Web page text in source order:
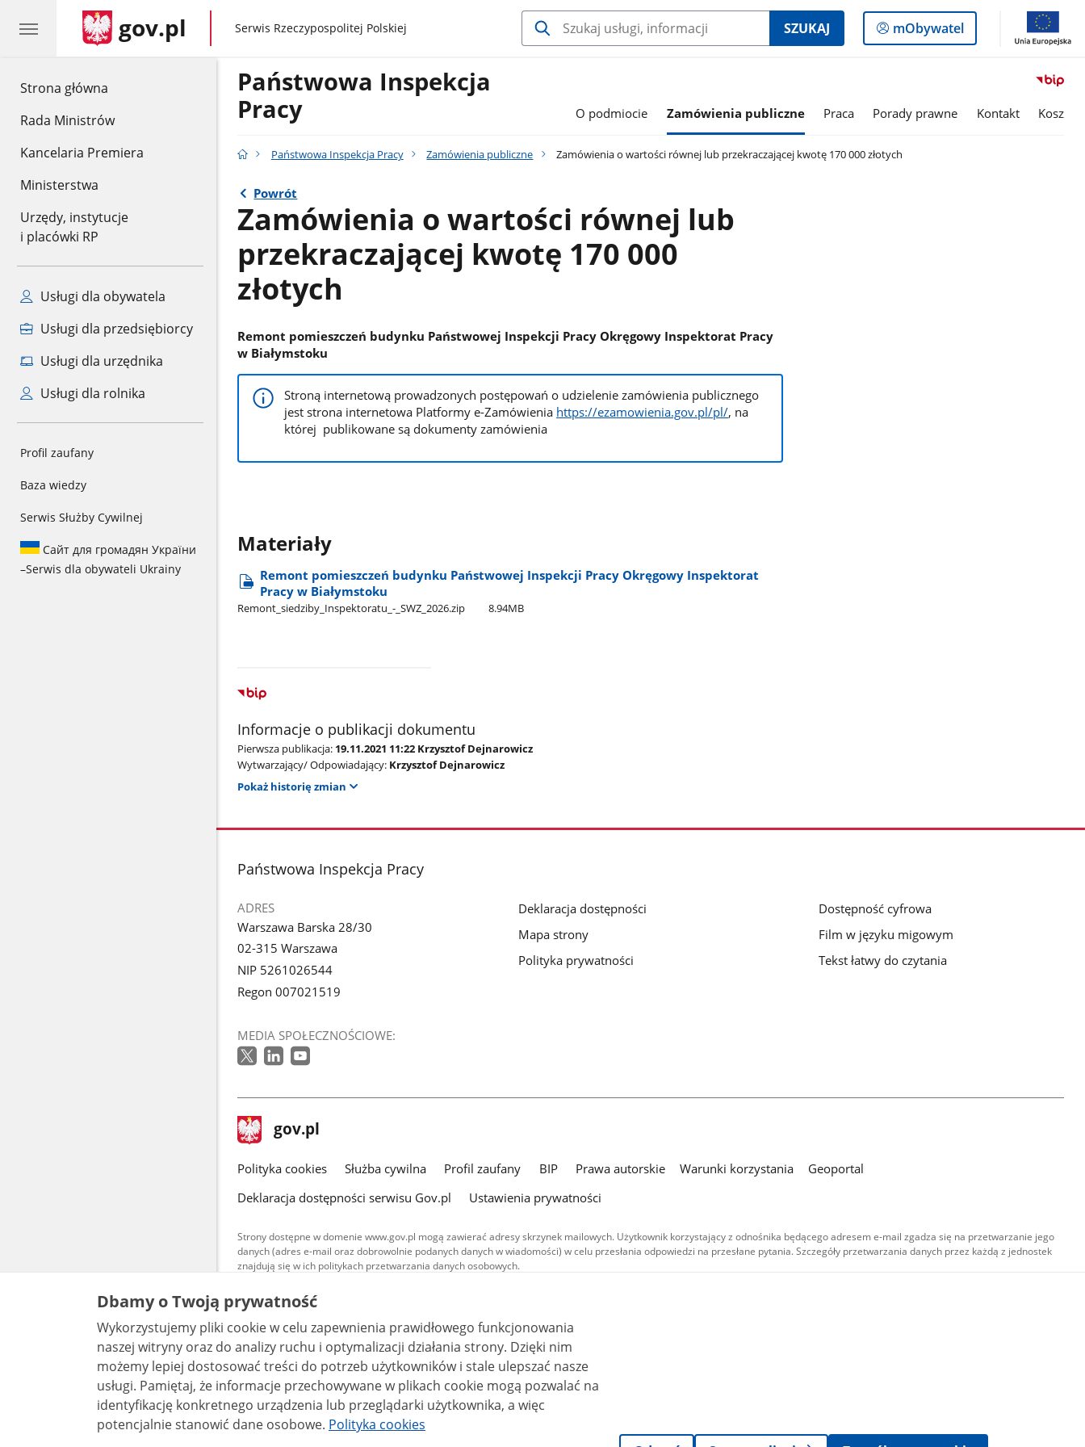
Strona główna
Rada Ministrów
Kancelaria Premiera
Ministerstwa
Urzędy, instytucje
i placówki RP
Usługi dla obywatela
Usługi dla przedsiębiorcy
Usługi dla urzędnika
Usługi dla rolnika
Profil zaufany
Baza wiedzy
Serwis Służby Cywilnej
Сайт для громадян України
–Serwis dla obywateli Ukrainy
gov.pl gov.pl
Serwis Rzeczypospolitej Polskiej SZUKAJ
Logowanie
do
mObywatel
Państwowa Inspekcja
Pracy
O podmiocie Zamówienia publiczne Praca Porady prawne Kontakt Kosz
Państwowa Inspekcja Pracy Zamówienia publiczne Zamówienia o wartości równej lub przekraczającej kwotę 170 000 złotych
Powrót
Zamówienia o wartości równej lub
przekraczającej kwotę 170 000
złotych
Remont pomieszczeń budynku Państwowej Inspekcji Pracy Okręgowy Inspektorat Pracy
w Białymstoku
Stroną internetową prowadzonych postępowań o udzielenie zamówienia publicznego
jest strona internetowa Platformy e-Zamówienia https://ezamowienia.gov.pl/pl/, na
której publikowane są dokumenty zamówienia
Materiały
Remont pomieszczeń budynku Państwowej Inspekcji Pracy Okręgowy Inspektorat
Pracy w Białymstoku
Remont​_siedziby​_Inspektoratu​_-​_SWZ​_2026.zip 8.94MB
Informacje o publikacji dokumentu
Pierwsza publikacja: 19.11.2021 11:22 Krzysztof Dejnarowicz
Wytwarzający/ Odpowiadający: Krzysztof Dejnarowicz
Pokaż historię zmian
stopka
Państwowa Inspekcja Pracy
ADRES
Warszawa Barska 28/30
02-315 Warszawa
NIP 5261026544
Regon 007021519
MEDIA SPOŁECZNOŚCIOWE:
Deklaracja dostępności
Mapa strony
Polityka prywatności
Dostępność cyfrowa
Film w języku migowym
Tekst łatwy do czytania
stopka
gov.pl Strona
gov.pl
gov.pl
Polityka cookies Służba cywilna Profil zaufany BIP Prawa autorskie Warunki korzystania
Geoportal
Deklaracja dostępności serwisu Gov.pl
Ustawienia prywatności
Strony dostępne w domenie www.gov.pl mogą zawierać adresy skrzynek mailowych. Użytkownik korzystający z odnośnika będącego adresem e-mail zgadza się na przetwarzanie jego
danych (adres e-mail oraz dobrowolnie podanych danych w wiadomości) w celu przesłania odpowiedzi na przesłane pytania. Szczegóły przetwarzania danych przez każdą z jednostek
znajdują się w ich politykach przetwarzania danych osobowych.
Treści tekstowe publikowane w serwisie (z wyłączeniem treści audiowizualnych), są
udostępniane na licencji typu Creative Commons: uznanie autorstwa - na tych samych
warunkach 4.0 (CC BY-SA 4.0). Materiały audiowizualne, w tym zdjęcia, materiały audio i wideo,
są udostępniane na licencji typu Creative Commons: uznanie autorstwa użycie niekomercyjne -
bez utworów zależnych 4.0 (CC BY-NC-ND 4.0), o ile nie jest to stwierdzone inaczej.
Dbamy o Twoją prywatność
Wykorzystujemy pliki cookie w celu zapewnienia prawidłowego funkcjonowania
naszej witryny oraz do analizy ruchu i optymalizacji działania strony. Dzięki nim
możemy lepiej dostosować treści do potrzeb użytkowników i stale ulepszać nasze
usługi. Pamiętaj, że informacje przechowywane w plikach cookie mogą pozwalać na
identyfikację konkretnego urządzenia lub przeglądarki użytkownika, a więc
potencjalnie stanowić dane osobowe. Polityka cookies